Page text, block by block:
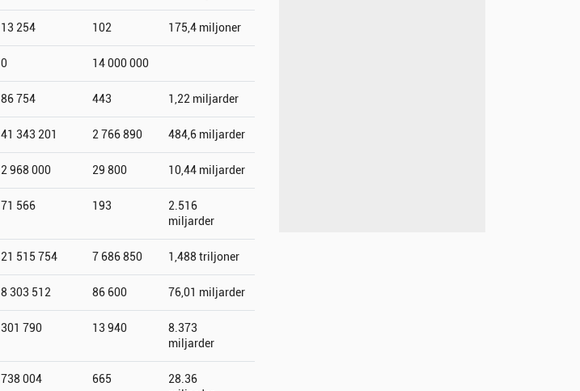
13 254 102 175,4 miljoner
0 14 000 000
86 754 443 1,22 miljarder
41 343 201 2 766 890 484,6 miljarder
2 968 000 29 800 10,44 miljarder
71 566 193
2.516
miljarder
21 515 754 7 686 850 1,488 triljoner
8 303 512 86 600 76,01 miljarder
301 790 13 940
8.373
miljarder
738 004 665
28.36